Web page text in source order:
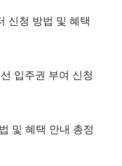
신청 방법 및 혜택
입주권 부여 신청
및 혜택 안내 총정